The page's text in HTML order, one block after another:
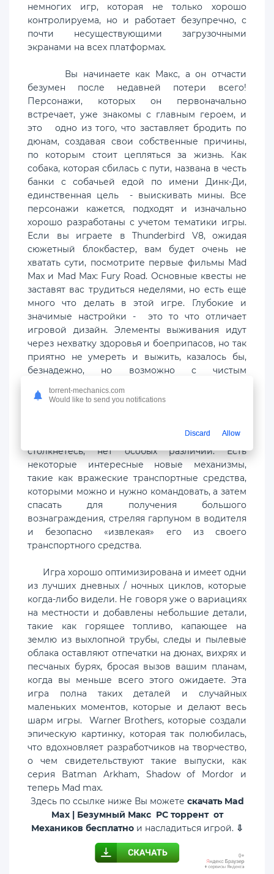
немногих игр, которая не только хорошо
контролируема, но и работает безупречно, с
почти несуществующими загрузочными
экранами на всех платформах.
Вы начинаете как Макс, а он отчасти
безумен после недавней потери всего!
Персонажи, которых он первоначально
встречает, уже знакомы с главным героем, и
это одно из того, что заставляет бродить по
дюнам, создавая свои собственные причины,
по которым стоит цепляться за жизнь. Как
собака, которая сбилась с пути, названа в честь
банки с собачьей едой по имени Динк-Ди,
единственная цель - выискивать мины. Все
персонажи кажется, подходят и изначально
хорошо разработаны с учетом тематики игры.
Если вы играете в Thunderbird V8, ожидая
сюжетный блокбастер, вам будет очень не
хватать сути, посмотрите первые фильмы Mad
Max и Mad Max: Fury Road. Основные квесты не
заставят вас трудиться неделями, но есть еще
много что делать в этой игре. Глубокие и
значимые настройки - это то что отличает
игровой дизайн. Элементы выживания идут
через нехватку здоровья и боеприпасов, но так
приятно не умереть и выжить, казалось бы,
безнадежно, но возможно с чистым
является ключевой, но подготовка может не
Транспортных средства, с которыми вы
столкнетесь, нет особых различий. Есть
некоторые интересные новые механизмы,
такие как вражеские транспортные средства,
которыми можно и нужно командовать, а затем
спасать для получения большого
вознаграждения, стреляя гарпуном в водителя
и безопасно «извлекая» его из своего
транспортного средства.
Игра хорошо оптимизирована и имеет одни
из лучших дневных / ночных циклов, которые
когда-либо видели. Не говоря уже о вариациях
на местности и добавлены небольшие детали,
такие как горящее топливо, капающее на
землю из выхлопной трубы, следы и пылевые
облака оставляют отпечатки на дюнах, вихрях и
песчаных бурях, бросая вызов вашим планам,
когда вы меньше всего этого ожидаете. Эта
игра полна таких деталей и случайных
маленьких моментов, которые и делают весь
шарм игры. Warner Brothers, которые создали
эпическую картинку, которая так полюбилась,
что вдохновляет разработчиков на творчество,
о чем свидетельствуют такие выпуски, как
серия Batman Arkham, Shadow of Mordor и
теперь Mad max.
Здесь по ссылке ниже Вы можете скачать Mad
Max | Безумный Макс PC торрент от
Механиков бесплатнои насладиться игрой. ⇩
torrent-mechanics.com
Would like to send you notifications
Discard Allow